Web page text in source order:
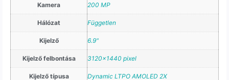
Kamera 200 MP
Hálózat Független
Kijelző 6.9"
Kijelző felbontása 3120×1440 pixel
Kijelző típusa Dynamic LTPO AMOLED 2X